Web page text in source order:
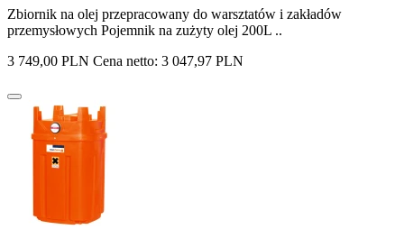
Zbiornik na olej przepracowany do warsztatów i zakładów
przemysłowych Pojemnik na zużyty olej 200L ..
3 749,00 PLN Cena netto: 3 047,97 PLN